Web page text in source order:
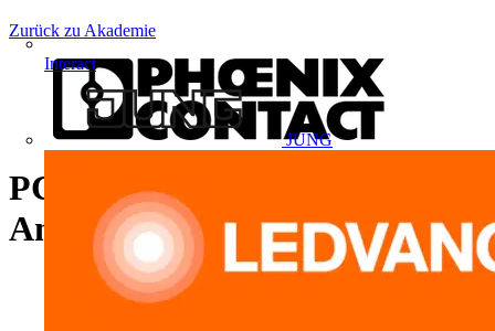
Interact
JUNG
Zurück zu Akademie
PC WORX – Der
Anlagenprogrammierer